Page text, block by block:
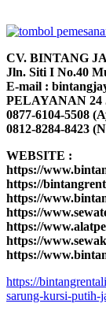
CV. BINTANG
Jln. Siti I No.40
E-mail :
PELAYANAN 24
0877-6104-5508
0812-8284-8423
WEBSITE :
https://
https://
https://
https://
https://
https://
https://
https://
sarung-kursi-putih-